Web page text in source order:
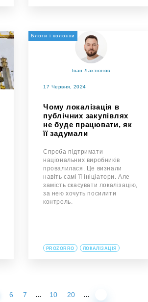
Блоги і колонки
Іван Лахтіонов
17 Червня, 2024
Чому локалізація в
публічних закупівлях
не буде працювати, як
її задумали
Спроба підтримати
національних виробників
провалилася. Це визнали
навіть самі її ініціатори. Але
замість скасувати локалізацію,
за нею хочуть посилити
контроль.
PROZORRO ЛОКАЛІЗАЦІЯ
6 7 ... 10 20 ...